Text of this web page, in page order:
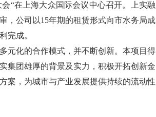
会“在上海大众国际会议中心召开。上实融
，公司以15年期的租赁形式向市水务局成
完成。
元化的合作模式，并不断创新。本项目得
集团雄厚的背景及实力，积极开拓创新金
案，为城市与产业发展提供持续的流动性